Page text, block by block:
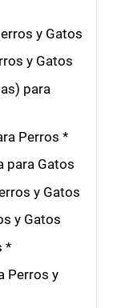
y Gatos
y Gatos
para
Perros *
para Gatos
y Gatos
y Gatos
*
Perros y